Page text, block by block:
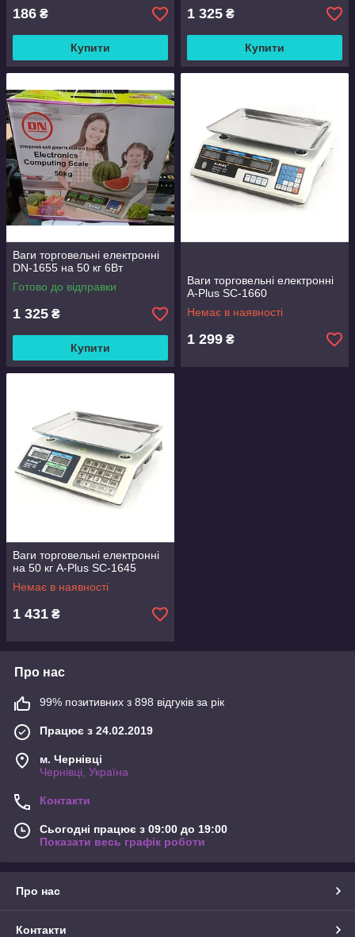
186 ₴
Купити
1 325 ₴
Купити
Ваги торговельні електронні
DN-1655 на 50 кг 6Вт
Готово до відправки
1 325 ₴
Купити
Ваги торговельні електронні
A-Plus SC-1660
Немає в наявності
1 299 ₴
Ваги торговельні електронні
на 50 кг A-Plus SC-1645
Немає в наявності
1 431 ₴
Про нас
99% позитивних з 898 відгуків за рік
Працює з 24.02.2019
м. Чернівці
Чернівці, Україна
Контакти
Сьогодні працює з 09:00 до 19:00
Показати весь графік роботи
Про нас
Контакти